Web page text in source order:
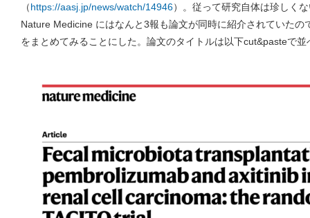
（https://aasj.jp/news/watch/14946）。従って研究自体は珍しく
Nature Medicine にはなんと3報も論文が同時に紹介されていたの
をまとめてみることにした。論文のタイトルは以下cut&pasteで並